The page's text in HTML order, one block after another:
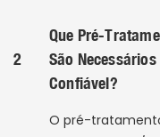
2
Que Pré-
São
Confiável?
O pré-